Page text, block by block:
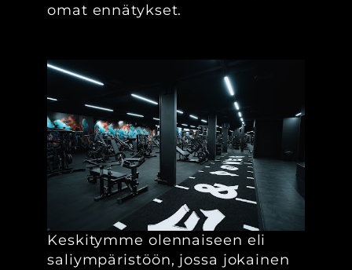
omat ennätykset.
Keskitymme olennaiseen eli
saliympäristöön, jossa jokainen